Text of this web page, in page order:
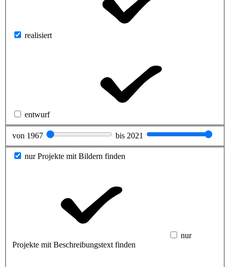
realisiert
entwurf
von 1967 bis 2021
nur Projekte mit Bildern finden
nur
Projekte mit Beschreibungstext finden